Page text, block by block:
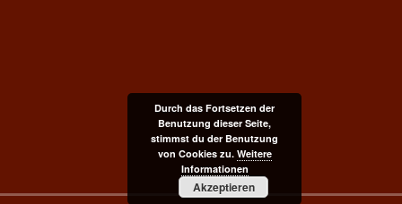
Durch das Fortsetzen der
Benutzung dieser Seite,
stimmst du der Benutzung
von Cookies zu. Weitere
Informationen
Akzeptieren